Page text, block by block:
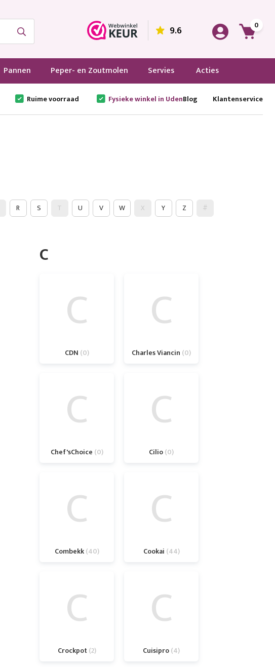
9.6 0
Pannen Peper- en Zoutmolen Servies Acties
Ruime voorraad Fysieke winkel in UdenBlog Klantenservice
R S T U V W X Y Z #
C
C
CDN 0
C
Charles Viancin 0
C
Chef'sChoice 0
C
Cilio 0
C
Combekk 40
C
Cookai 44
C
Crockpot 2
C
Cuisipro 4